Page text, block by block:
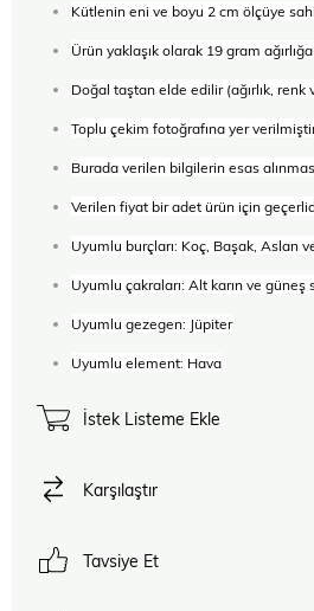
Kütlenin eni ve boyu 2 cm ölçüye
Ürün yaklaşık olarak 19 gram
Doğal taştan elde edilir (ağırlık, renk
Toplu çekim fotoğrafına yer
Burada verilen bilgilerin esas
Verilen fiyat bir adet ürün için
Uyumlu burçları: Koç, Başak, Aslan
Uyumlu çakraları: Alt karın ve güneş
Uyumlu gezegen: Jüpiter
Uyumlu element: Hava
İstek Listeme Ekle
Karşılaştır
Tavsiye Et